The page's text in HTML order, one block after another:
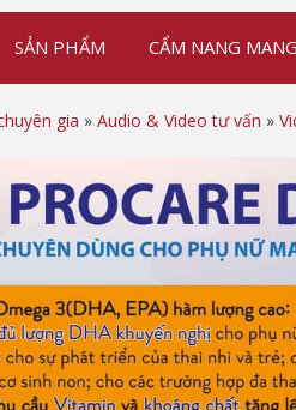
SẢN PHẨM CẨM NANG
gia » Audio & Video tư vấn »